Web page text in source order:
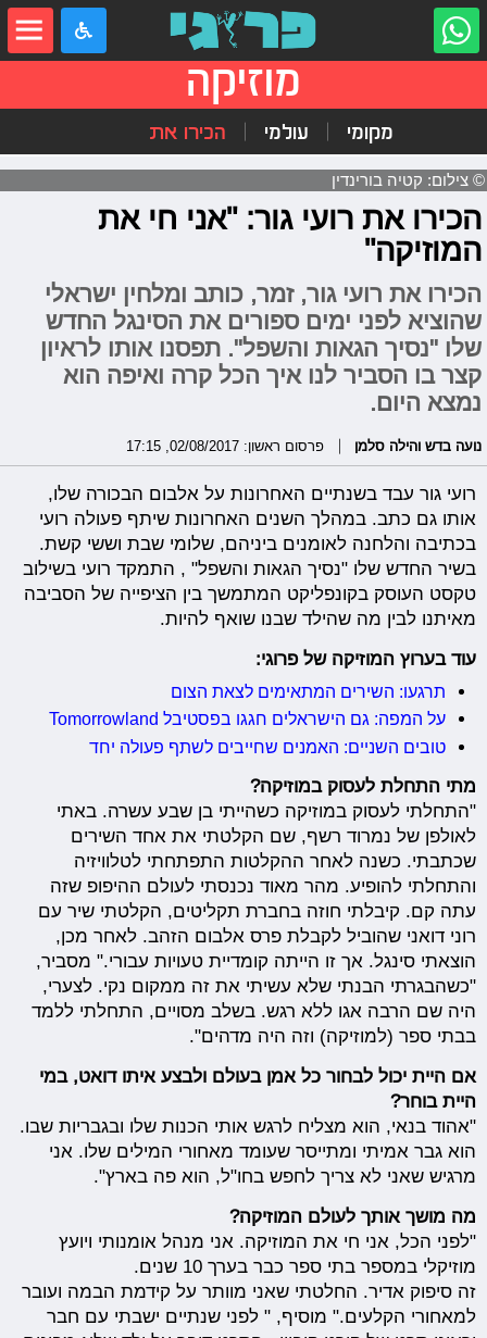
מוזיקה
מקומי עולמי הכירו את
© צילום: קטיה בורינדין
הכירו את רועי גור: "אני חי את
המוזיקה"
הכירו את רועי גור, זמר, כותב ומלחין ישראלי
שהוציא לפני ימים ספורים את הסינגל החדש
שלו "נסיך הגאות והשפל". תפסנו אותו לראיון
קצר בו הסביר לנו איך הכל קרה ואיפה הוא
נמצא היום.
נועה בדש והילה סלמן פרסום ראשון: 02/08/2017, 17:15
רועי גור עבד בשנתיים האחרונות על אלבום הבכורה שלו,
אותו גם כתב. במהלך השנים האחרונות שיתף פעולה רועי
בכתיבה והלחנה לאומנים ביניהם, שלומי שבת וששי קשת.
בשיר החדש שלו "נסיך הגאות והשפל" , התמקד רועי בשילוב
טקסט העוסק בקונפליקט המתמשך בין הציפייה של הסביבה
מאיתנו לבין מה שהילד שבנו שואף להיות.
עוד בערוץ המוזיקה של פרוגי:
תרגעו: השירים המתאימים לצאת הצום
על המפה: גם הישראלים חגגו בפסטיבל Tomorrowland
טובים השניים: האמנים שחייבים לשתף פעולה יחד
מתי התחלת לעסוק במוזיקה?
"התחלתי לעסוק במוזיקה כשהייתי בן שבע עשרה. באתי
לאולפן של נמרוד רשף, שם הקלטתי את אחד השירים
שכתבתי. כשנה לאחר ההקלטות התפתחתי לטלוויזיה
והתחלתי להופיע. מהר מאוד נכנסתי לעולם ההיפופ שזה
עתה קם. קיבלתי חוזה בחברת תקליטים, הקלטתי שיר עם
רוני דואני שהוביל לקבלת פרס אלבום הזהב. לאחר מכן,
הוצאתי סינגל. אך זו הייתה קומדיית טעויות עבורי." מסביר,
"כשהבגרתי הבנתי שלא עשיתי את זה ממקום נקי. לצערי,
היה שם הרבה אגו ללא רגש. בשלב מסויים, התחלתי ללמד
בבתי ספר (למוזיקה) וזה היה מדהים".
אם היית יכול לבחור כל אמן בעולם ולבצע איתו דואט, במי
היית בוחר?
"אהוד בנאי, הוא מצליח לרגש אותי הכנות שלו ובגבריות שבו.
הוא גבר אמיתי ומתייסר שעומד מאחורי המילים שלו. אני
מרגיש שאני לא צריך לחפש בחו"ל, הוא פה בארץ".
מה מושך אותך לעולם המוזיקה?
"לפני הכל, אני חי את המוזיקה. אני מנהל אומנותי ויועץ
מוזיקלי במספר בתי ספר כבר בערך 10 שנים.
זה סיפוק אדיר. החלטתי שאני מוותר על קידמת הבמה ועובר
למאחורי הקלעים." מוסיף, " לפני שנתיים ישבתי עם חבר